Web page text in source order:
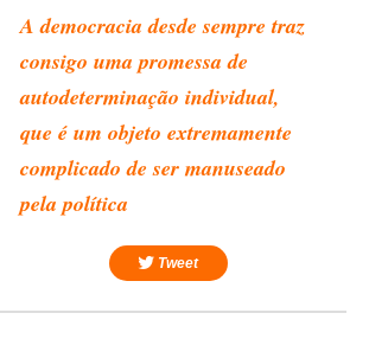
A democracia desde sempre traz
consigo uma promessa de
autodeterminação individual,
que é um objeto extremamente
complicado de ser manuseado
pela política
Tweet